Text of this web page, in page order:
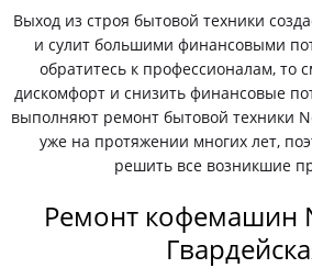
Выход из строя бытовой техники
и сулит большими финансовыми
обратитесь к профессионалам, то
дискомфорт и снизить финансовые
выполняют ремонт бытовой техники
уже на протяжении многих лет,
решить все возникшие
Ремонт кофемашин